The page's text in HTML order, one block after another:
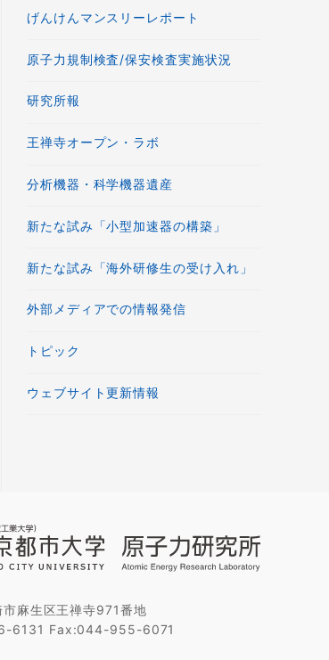
げんけんマンスリーレポート
原子力規制検査/保安検査実施状況
研究所報
王禅寺オープン・ラボ
分析機器・科学機器遺産
新たな試み「小型加速器の構築」
新たな試み「海外研修生の受け入れ」
外部メディアでの情報発信
トピック
ウェブサイト更新情報
麻生区王禅寺971番地
6131 Fax:044-955-6071